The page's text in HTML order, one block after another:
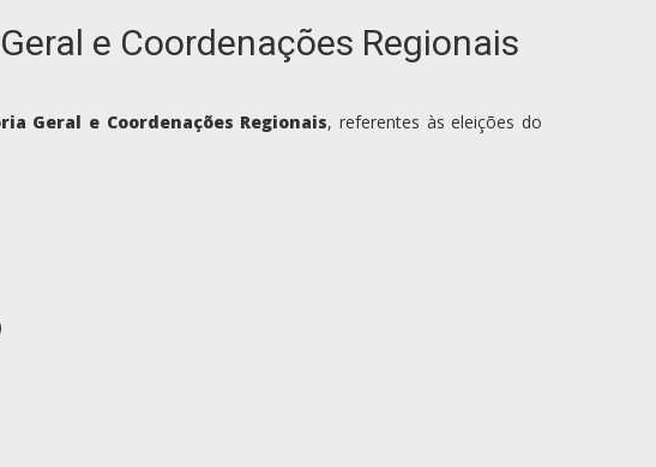
e Coordenações Regionais
Geral e Coordenações Regionais, referentes às eleições do